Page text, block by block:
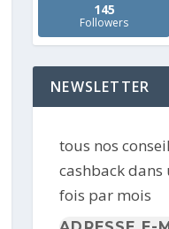
145
Followers
NEWSLETTER
tous nos
cashback dans
fois par mois